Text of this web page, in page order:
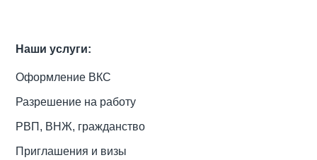
Наши услуги:
Оформление ВКС
Разрешение на работу
РВП, ВНЖ, гражданство
Приглашения и визы